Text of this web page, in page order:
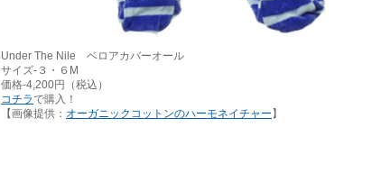
Under The Nile ベロアカバーオール
サイズ-３・６M
価格-4,200円（税込）
コチラで購入！
【画像提供： オーガニックコットンのハーモネイチャー 】